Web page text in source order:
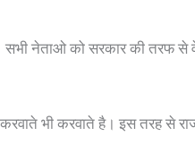
नेताओ को सरकार की तरफ से
भी करवाते है। इस तरह से